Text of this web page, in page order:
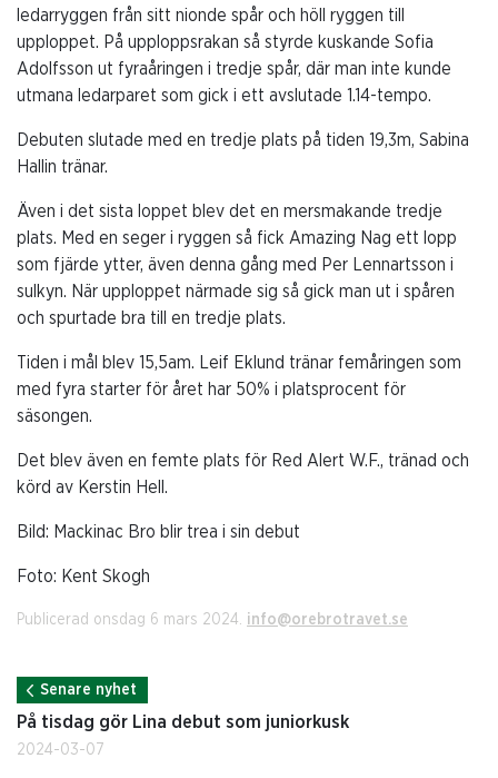
ledarryggen från sitt nionde spår och höll ryggen till
upploppet. På upploppsrakan så styrde kuskande Sofia
Adolfsson ut fyraåringen i tredje spår, där man inte kunde
utmana ledarparet som gick i ett avslutade 1.14-tempo.
Debuten slutade med en tredje plats på tiden 19,3m, Sabina
Hallin tränar.
Även i det sista loppet blev det en mersmakande tredje
plats. Med en seger i ryggen så fick Amazing Nag ett lopp
som fjärde ytter, även denna gång med Per Lennartsson i
sulkyn. När upploppet närmade sig så gick man ut i spåren
och spurtade bra till en tredje plats.
Tiden i mål blev 15,5am. Leif Eklund tränar femåringen som
med fyra starter för året har 50% i platsprocent för
säsongen.
Det blev även en femte plats för Red Alert W.F., tränad och
körd av Kerstin Hell.
Bild: Mackinac Bro blir trea i sin debut
Foto: Kent Skogh
Publicerad onsdag 6 mars 2024. info@orebrotravet.se
Senare nyhet
På tisdag gör Lina debut som juniorkusk
2024-03-07